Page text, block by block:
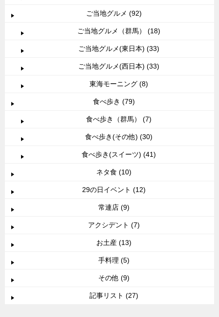
ご当地グルメ (92)
ご当地グルメ（群馬） (18)
ご当地グルメ(東日本) (33)
ご当地グルメ(西日本) (33)
東海モーニング (8)
食べ歩き (79)
食べ歩き（群馬） (7)
食べ歩き(その他) (30)
食べ歩き(スイーツ) (41)
ネタ食 (10)
29の日イベント (12)
常連店 (9)
アクシデント (7)
お土産 (13)
手料理 (5)
その他 (9)
記事リスト (27)